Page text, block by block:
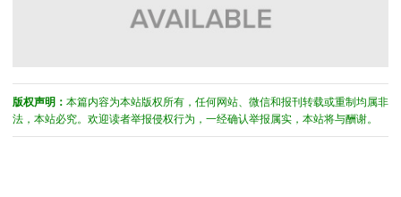
版权声明： 本篇内容为本站版权所有，任何网站、微信和报刊转载或重制均属非
法，本站必究。欢迎读者举报侵权行为，一经确认举报属实，本站将与酬谢。